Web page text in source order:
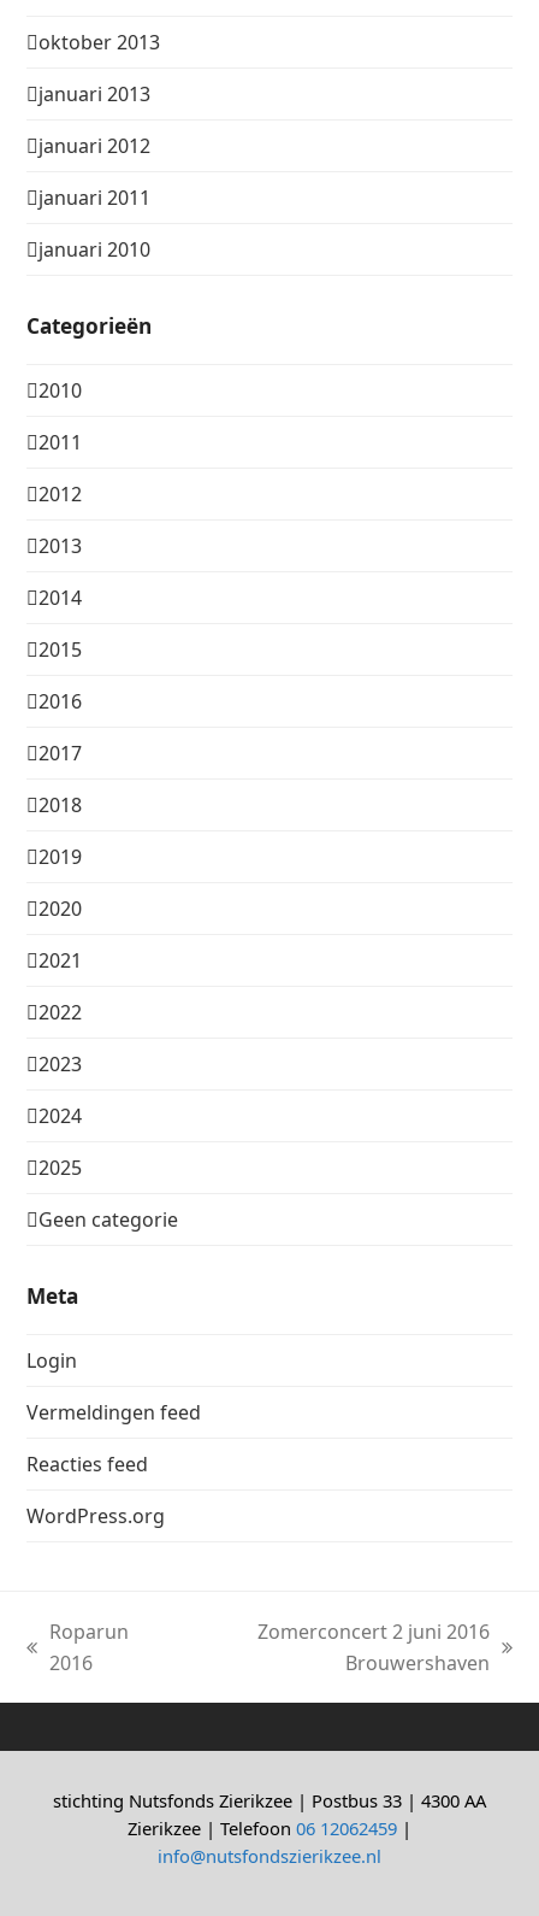
oktober 2013
januari 2013
januari 2012
januari 2011
januari 2010
Categorieën
2010
2011
2012
2013
2014
2015
2016
2017
2018
2019
2020
2021
2022
2023
2024
2025
Geen categorie
Meta
Login
Vermeldingen feed
Reacties feed
WordPress.org
previous
Roparun
2016
Zomerconcert 2 juni 2016
Brouwershaven
stichting Nutsfonds Zierikzee | Postbus 33 | 4300 AA
Zierikzee | Telefoon 06 12062459 |
info@nutsfondszierikzee.nl